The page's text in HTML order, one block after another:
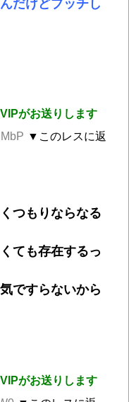
だけどブッチし
がお送りします
▼このレスに返
つもりならなる
ても存在するっ
ですらないから
がお送りします